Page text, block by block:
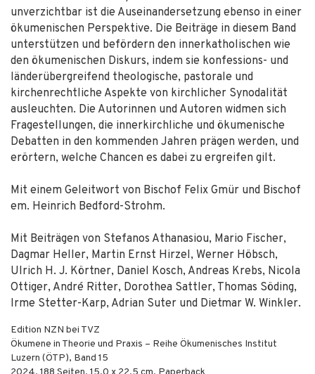
unverzichtbar ist die Auseinandersetzung ebenso in einer
ökumenischen Perspektive. Die Beiträge in diesem Band
unterstützen und befördern den innerkatholischen wie
den ökumenischen Diskurs, indem sie konfessions- und
länderübergreifend theologische, pastorale und
kirchenrechtliche Aspekte von kirchlicher Synodalität
ausleuchten. Die Autorinnen und Autoren widmen sich
Fragestellungen, die innerkirchliche und ökumenische
Debatten in den kommenden Jahren prägen werden, und
erörtern, welche Chancen es dabei zu ergreifen gilt.
Mit einem Geleitwort von Bischof Felix Gmür und Bischof
em. Heinrich Bedford-Strohm.
Mit Beiträgen von Stefanos Athanasiou, Mario Fischer,
Dagmar Heller, Martin Ernst Hirzel, Werner Höbsch,
Ulrich H. J. Körtner, Daniel Kosch, Andreas Krebs, Nicola
Ottiger, André Ritter, Dorothea Sattler, Thomas Söding,
Irme Stetter-Karp, Adrian Suter und Dietmar W. Winkler.
Edition NZN bei TVZ
Ökumene in Theorie und Praxis – Reihe Ökumenisches Institut
Luzern (ÖTP), Band 15